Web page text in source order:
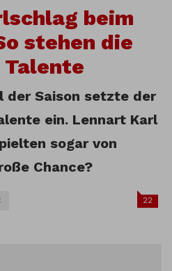
beim
stehen die
Talente
der Saison setzte der
ein. Lennart Karl
sogar von
Chance?
22